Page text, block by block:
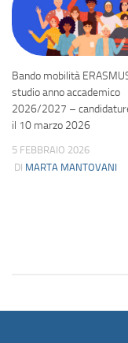
Bando mobilità
studio anno accademico
2026/2027 –
il 10 marzo 2026
5 FEBBRAIO 2026
DI MARTA MANTOVANI